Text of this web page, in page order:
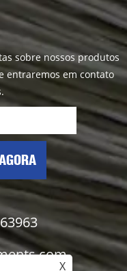
sobre nossos produtos
entraremos em contato
X